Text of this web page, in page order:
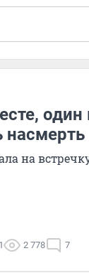
один
на
2 778 7